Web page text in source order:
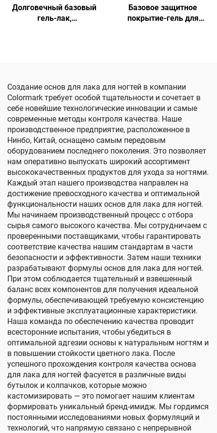
Долговечный базовый
гель-лак,
Базовое защитное
покрытие-гель для
Создание основ для лака для ногтей в компании
Colormark требует особой тщательности и сочетает в
себе новейшие технологические инновации и самые
современные методы контроля качества. Наше
производственное предприятие, расположенное в
Нинбо, Китай, оснащено самым передовым
оборудованием последнего поколения. Это позволяет
нам оперативно выпускать широкий ассортимент
высококачественных продуктов для ухода за ногтями.
Каждый этап нашего производства направлен на
достижение превосходного качества и оптимальной
функциональности наших основ для лака для ногтей.
Мы начинаем производственный процесс с отбора
сырья самого высокого качества. Мы сотрудничаем с
проверенными поставщиками, чтобы гарантировать
соответствие качества нашим стандартам в части
безопасности и эффективности. Затем наши техники
разрабатывают формулы основ для лака для ногтей.
При этом соблюдается тщательный и взвешенный
баланс всех компонентов для получения идеальной
формулы, обеспечивающей требуемую консистенцию
и эффективные эксплуатационные характеристики.
Наша команда по обеспечению качества проводит
всесторонние испытания, чтобы убедиться в
оптимальной адгезии основы к натуральным ногтям и
в повышении стойкости цветного лака. После
успешного прохождения контроля качества основа
для лака для ногтей фасуется в различные виды
бутылок и колпачков, которые можно
кастомизировать — это помогает нашим клиентам
формировать уникальный бренд-имидж. Мы гордимся
постоянными исследованиями новых формуляций и
технологий, что напрямую связано с непрерывной